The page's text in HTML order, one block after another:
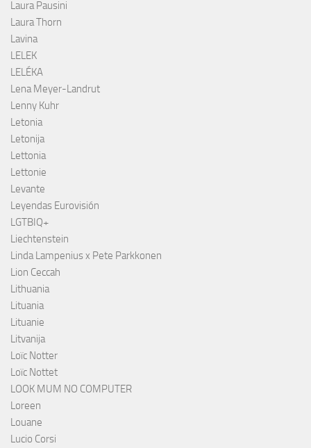
Laura Pausini
Laura Thorn
Lavina
LELEK
LELÉKA
Lena Meyer-Landrut
Lenny Kuhr
Letonia
Letonija
Lettonia
Lettonie
Levante
Leyendas Eurovisión
LGTBIQ+
Liechtenstein
Linda Lampenius x Pete Parkkonen
Lion Ceccah
Lithuania
Lituania
Lituanie
Litvanija
Loïc Notter
Loïc Nottet
LOOK MUM NO COMPUTER
Loreen
Louane
Lucio Corsi